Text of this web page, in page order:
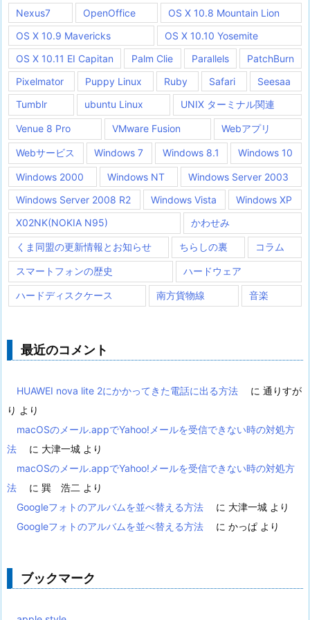
Nexus7 OpenOffice
OS X 10.8 Mountain Lion
OS X 10.9 Mavericks
OS X 10.10 Yosemite
OS X 10.11 EI Capitan
Palm Clie Parallels
PatchBurn
Pixelmator
Puppy Linux Ruby Safari
Seesaa
Tumblr
ubuntu Linux UNIX ターミナル関連
Venue 8 Pro VMware Fusion Webアプリ
Webサービス Windows 7 Windows 8.1 Windows 10
Windows 2000 Windows NT
Windows Server 2003
Windows Server 2008 R2
Windows Vista
Windows XP
X02NK(NOKIA N95)
かわせみ
くま同盟の更新情報とお知らせ ちらしの裏 コラム
スマートフォンの歴史 ハードウェア
ハードディスクケース 南方貨物線 音楽
最近のコメント
HUAWEI nova lite 2にかかってきた電話に出る方法 に 通りすが
り より
macOSのメール.appでYahoo!メールを受信できない時の対処方
法
に 大津一城 より
macOSのメール.appでYahoo!メールを受信できない時の対処方
法
に 巽 浩二 より
Googleフォトのアルバムを並べ替える方法
に 大津一城 より
Googleフォトのアルバムを並べ替える方法
に かっぱ より
ブックマーク